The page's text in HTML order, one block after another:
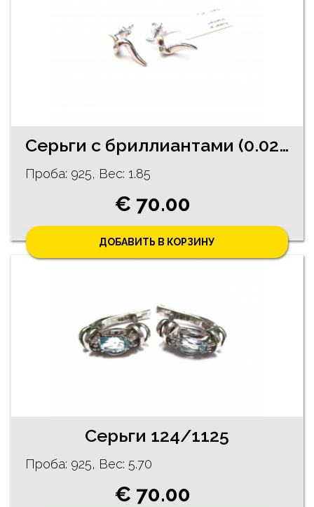
Серьги с бриллиантами (0.02 ct) 224/5735
Проба: 925, Bес: 1.85
€ 70.00
ДОБАВИТЬ В КОРЗИНУ
Серьги 124/1125
Проба: 925, Bес: 5.70
€ 70.00